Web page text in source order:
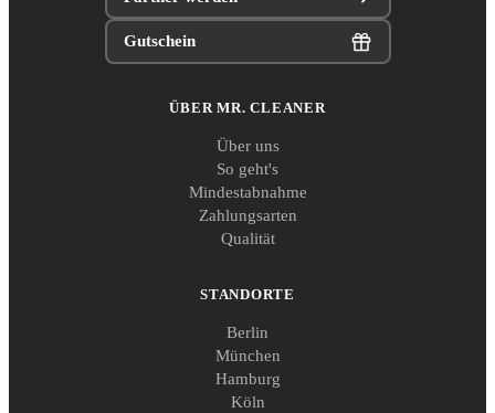
Gutschein
ÜBER MR. CLEANER
Über uns
So geht's
Mindestabnahme
Zahlungsarten
Qualität
STANDORTE
Berlin
München
Hamburg
Köln